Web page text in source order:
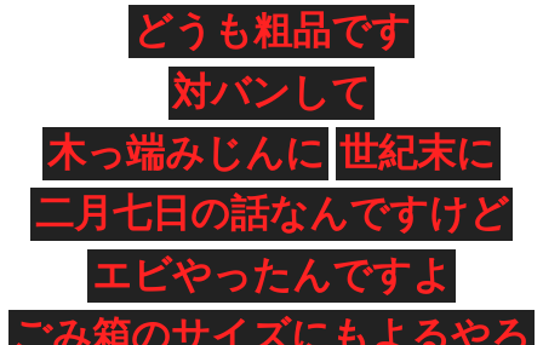
どうも粗品です
対バンして
木っ端みじんに 世紀末に
二月七日の話なんですけど
エビやったんですよ
ごみ箱のサイズにもよるやろ